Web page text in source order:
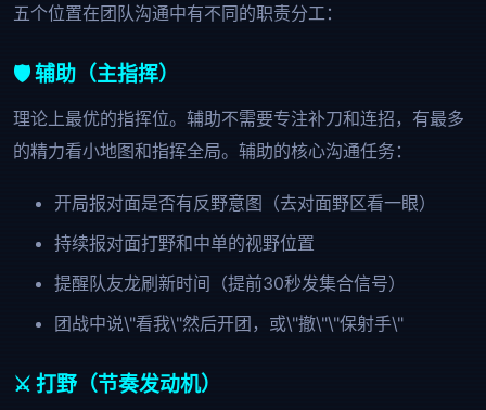
五个位置在团队沟通中有不同的职责分工：
🛡️ 辅助（主指挥）
理论上最优的指挥位。辅助不需要专注补刀和连招，有最多
的精力看小地图和指挥全局。辅助的核心沟通任务：
开局报对面是否有反野意图（去对面野区看一眼）
持续报对面打野和中单的视野位置
提醒队友龙刷新时间（提前30秒发集合信号）
团战中说\"看我\"然后开团，或\"撤\"\"保射手\"
⚔️ 打野（节奏发动机）